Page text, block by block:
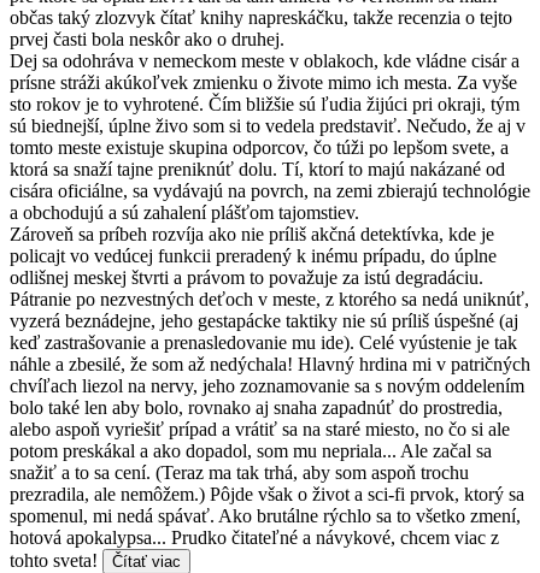
občas taký zlozvyk čítať knihy napreskáčku, takže recenzia o tejto
prvej časti bola neskôr ako o druhej.
Dej sa odohráva v nemeckom meste v oblakoch, kde vládne cisár a
prísne stráži akúkoľvek zmienku o živote mimo ich mesta. Za vyše
sto rokov je to vyhrotené. Čím bližšie sú ľudia žijúci pri okraji, tým
sú biednejší, úplne živo som si to vedela predstaviť. Nečudo, že aj v
tomto meste existuje skupina odporcov, čo túži po lepšom svete, a
ktorá sa snaží tajne preniknúť dolu. Tí, ktorí to majú nakázané od
cisára oficiálne, sa vydávajú na povrch, na zemi zbierajú technológie
a obchodujú a sú zahalení plášťom tajomstiev.
Zároveň sa príbeh rozvíja ako nie príliš akčná detektívka, kde je
policajt vo vedúcej funkcii preradený k inému prípadu, do úplne
odlišnej meskej štvrti a právom to považuje za istú degradáciu.
Pátranie po nezvestných deťoch v meste, z ktorého sa nedá uniknúť,
vyzerá beznádejne, jeho gestapácke taktiky nie sú príliš úspešné (aj
keď zastrašovanie a prenasledovanie mu ide). Celé vyústenie je tak
náhle a zbesilé, že som až nedýchala! Hlavný hrdina mi v patričných
chvíľach liezol na nervy, jeho zoznamovanie sa s novým oddelením
bolo také len aby bolo, rovnako aj snaha zapadnúť do prostredia,
alebo aspoň vyriešiť prípad a vrátiť sa na staré miesto, no čo si ale
potom preskákal a ako dopadol, som mu nepriala... Ale začal sa
snažiť a to sa cení. (Teraz ma tak trhá, aby som aspoň trochu
prezradila, ale nemôžem.) Pôjde však o život a sci-fi prvok, ktorý sa
spomenul, mi nedá spávať. Ako brutálne rýchlo sa to všetko zmení,
hotová apokalypsa... Prudko čitateľné a návykové, chcem viac z
tohto sveta!
Čítať viac